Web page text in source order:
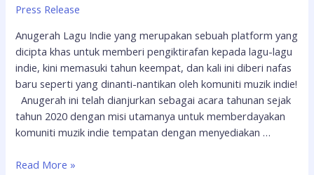
Press Release
Anugerah Lagu Indie yang merupakan sebuah platform yang
dicipta khas untuk memberi pengiktirafan kepada lagu-lagu
indie, kini memasuki tahun keempat, dan kali ini diberi nafas
baru seperti yang dinanti-nantikan oleh komuniti muzik indie!
Anugerah ini telah dianjurkan sebagai acara tahunan sejak
tahun 2020 dengan misi utamanya untuk memberdayakan
komuniti muzik indie tempatan dengan menyediakan …
Read More »